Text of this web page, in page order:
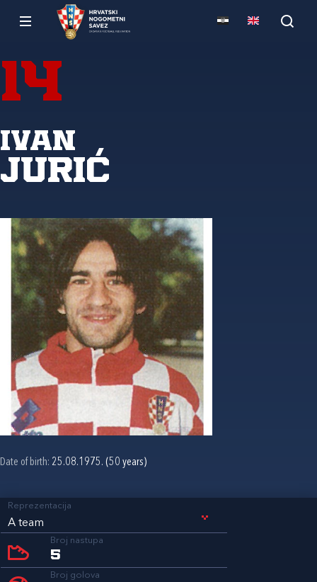
14
Ivan
Jurić
Date of birth: 25.08.1975. (50 years)
Reprezentacija
A team
Broj nastupa
5
Broj golova